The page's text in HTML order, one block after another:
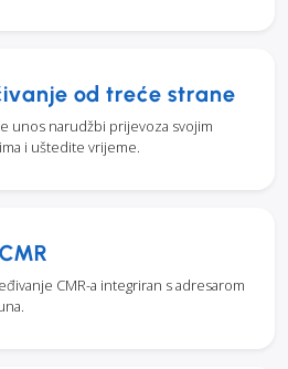
od treće strane
unos narudžbi prijevoza svojim
i uštedite vrijeme.
CMR-a integriran s adresarom